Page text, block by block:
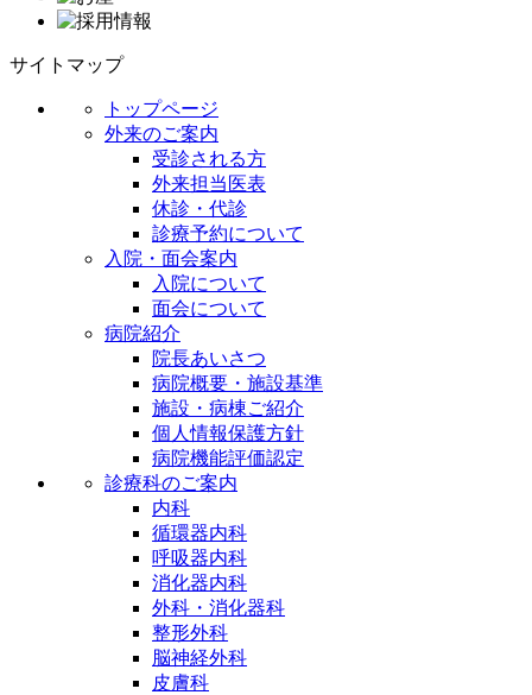
サイトマップ
トップページ
外来のご案内
受診される方
外来担当医表
休診・代診
診療予約について
入院・面会案内
入院について
面会について
病院紹介
院長あいさつ
病院概要・施設基準
施設・病棟ご紹介
個人情報保護方針
病院機能評価認定
診療科のご案内
内科
循環器内科
呼吸器内科
消化器内科
外科・消化器科
整形外科
脳神経外科
皮膚科